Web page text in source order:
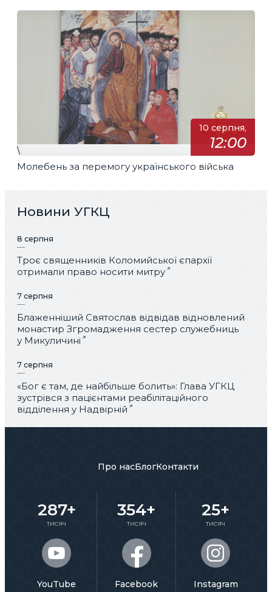
10 серпня,
12:00
\
Молебень за перемогу українського війська
Новини УГКЦ
8 серпня
Троє священників Коломийської єпархії
отримали право носити митру
7 серпня
Блаженніший Святослав відвідав відновлений
монастир Згромадження сестер служебниць
у Микуличині
7 серпня
«Бог є там, де найбільше болить»: Глава УГКЦ
зустрівся з пацієнтами реабілітаційного
відділення у Надвірній
Про насБлогКонтакти
287+
тисяч
YouTube
354+
тисяч
Facebook
25+
тисяч
Instagram